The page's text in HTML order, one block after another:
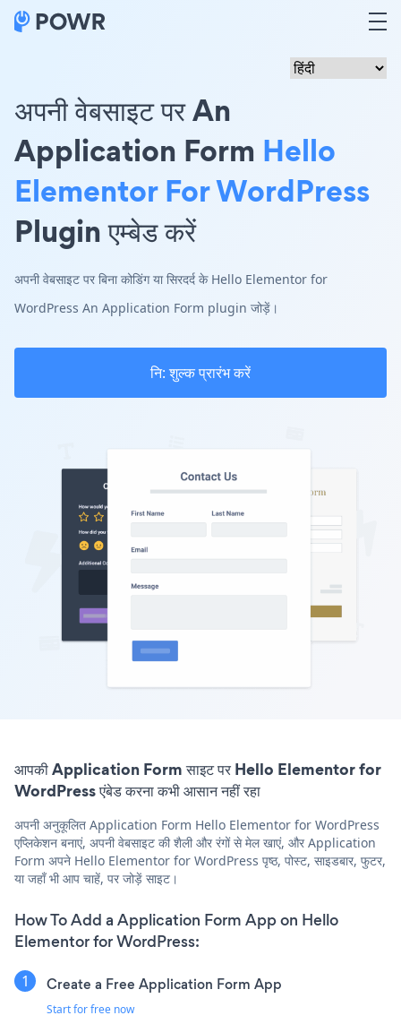
अपनी वेबसाइट पर An
Application Form Hello
Elementor For WordPress
Plugin एम्बेड करें
अपनी वेबसाइट पर बिना कोडिंग या सिरदर्द के Hello Elementor for
WordPress An Application Form plugin जोड़ें।
नि: शुल्क प्रारंभ करें
आपकी Application Form साइट पर Hello Elementor for
WordPress एंबेड करना कभी आसान नहीं रहा
अपनी अनुकूलित Application Form Hello Elementor for WordPress
एप्लिकेशन बनाएं, अपनी वेबसाइट की शैली और रंगों से मेल खाएं, और Application
Form अपने Hello Elementor for WordPress पृष्ठ, पोस्ट, साइडबार, फुटर,
या जहाँ भी आप चाहें, पर जोड़ें साइट।
How To Add a Application Form App on Hello
Elementor for WordPress:
Create a Free Application Form App
Start for free now